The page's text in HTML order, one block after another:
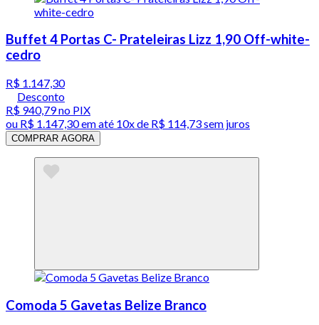
Buffet 4 Portas C- Prateleiras Lizz 1,90 Off-white-
cedro
R$ 1.147,30
Desconto
R$ 940,79no PIX
ou R$ 1.147,30em até 10x de R$ 114,73 sem juros
COMPRAR AGORA
Comoda 5 Gavetas Belize Branco